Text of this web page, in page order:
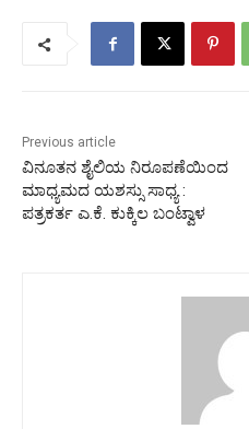
Previous article
ವಿನೂತನ ಶೈಲಿಯ ನಿರೂಪಣೆಯಿಂದ
ಮಾಧ್ಯಮದ ಯಶಸ್ಸು ಸಾಧ್ಯ :
ಪತ್ರಕರ್ತ ಎ.ಕೆ. ಕುಕ್ಕಿಲ ಬಂಟ್ವಾಳ